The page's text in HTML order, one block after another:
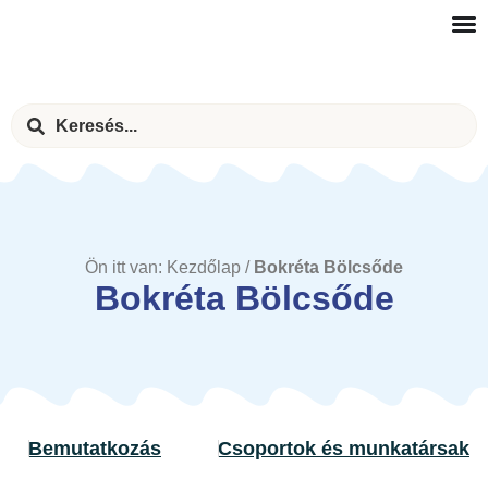
Ön itt van: Kezdőlap / Bokréta Bölcsőde
Bokréta Bölcsőde
Bemutatkozás Csoportok és munkatársak